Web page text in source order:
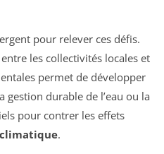
pour relever ces défis.
les collectivités locales et
permet de développer
gestion durable de l’eau ou la
pour contrer les effets
.